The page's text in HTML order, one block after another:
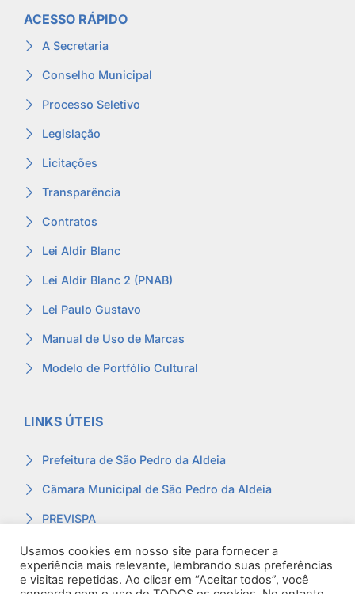
ACESSO RÁPIDO
A Secretaria
Conselho Municipal
Processo Seletivo
Legislação
Licitações
Transparência
Contratos
Lei Aldir Blanc
Lei Aldir Blanc 2 (PNAB)
Lei Paulo Gustavo
Manual de Uso de Marcas
Modelo de Portfólio Cultural
LINKS ÚTEIS
Prefeitura de São Pedro da Aldeia
Câmara Municipal de São Pedro da Aldeia
PREVISPA
Ouvidoria
Contracheque
Usamos cookies em nosso site para fornecer a
experiência mais relevante, lembrando suas preferências
e visitas repetidas. Ao clicar em “Aceitar todos”, você